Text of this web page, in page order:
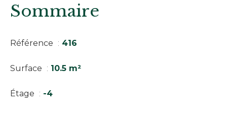
Sommaire
Référence 416
Surface 10.5 m²
Étage -4